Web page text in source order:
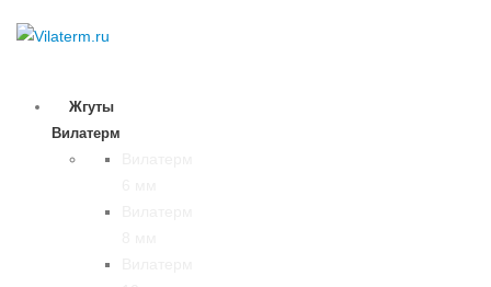
Жгуты
Вилатерм